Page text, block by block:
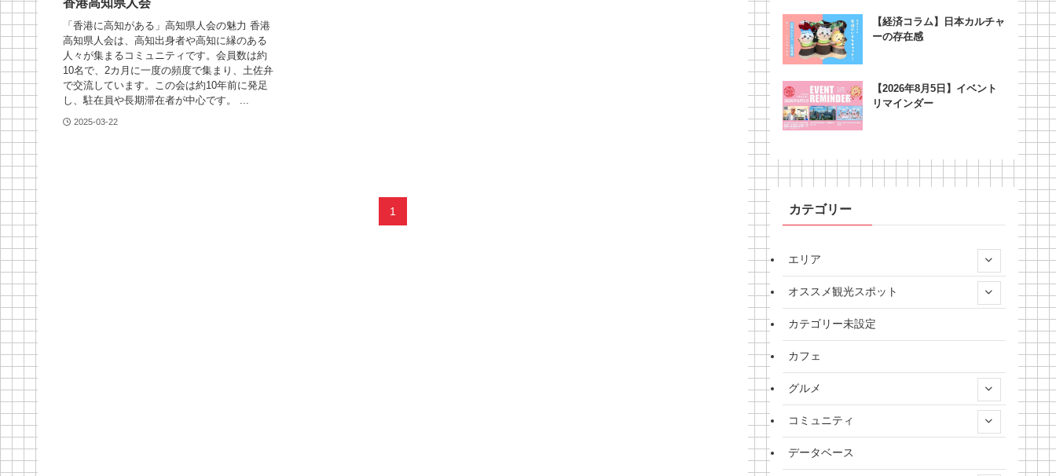
香港高知県人会
「香港に高知がある」高知県人会の魅力 香港
高知県人会は、高知出身者や高知に縁のある
人々が集まるコミュニティです。会員数は約
10名で、2カ月に一度の頻度で集まり、土佐弁
で交流しています。この会は約10年前に発足
し、駐在員や長期滞在者が中心です。 ...
2025-03-22
1
【経済コラム】日本カルチャ
ーの存在感
【2026年8月5日】イベント
リマインダー
カテゴリー
エリア
オススメ観光スポット
カテゴリー未設定
カフェ
グルメ
コミュニティ
データベース